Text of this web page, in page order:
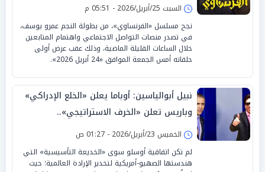
السبت 25/أبريل/2026 - 05:51 م
نجح مسلسل «الفرنساوي»، من بطولة النجم عمرو يوسف،
في تصدر منصات التواصل الاجتماعي واهتمام المتابعين
خلال الساعات القليلة الماضية، وذلك عقب عرض أولى
حلقاته أمس الجمعة الموافق «24 أبريل 2026».
نبيل أبوالياسين: أوباما يعلن «الخلع الإدراكي»
وباريس تعلن «الخرف الاستراتيجي»..
و«الكسوف السيادي» يضرب واشنطن
الخميس 23/أبريل/2026 - 01:27 ص
لم تكن اتفاقية أوسلو سوى «الخديعة التأسيسية» التي
هندستها الصهيو-أمريكية لتخدير الإرادة العالمية؛ حيث